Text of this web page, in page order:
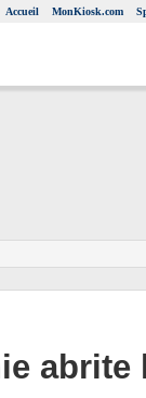
Accueil MonKiosk.com
abrite